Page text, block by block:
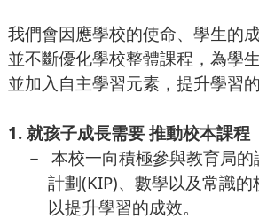
我們會因應學校的使命、學生的
並不斷優化學校整體課程，為學
並加入自主學習元素，提升學習的
1. 就孩子成長需要 推動校本課程
－ 本校一向積極參與教育局的課
計劃(KIP)、 數學以及常識的
以提升學習的成效。